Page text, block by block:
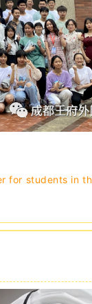
for students in